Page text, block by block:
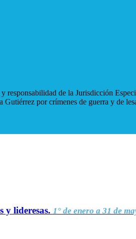
responsabilidad de la Jurisdicción
por crímenes de guerra y de
y lideresas. 1° de enero a 31 de